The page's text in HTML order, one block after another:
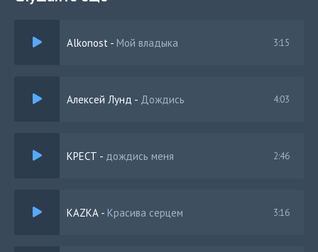
Alkonost - Мой владыка 3:15
Алексей Лунд - Дождись 4:03
КРЕСТ - дождись меня 2:46
KAZKA - Красива серцем 3:16